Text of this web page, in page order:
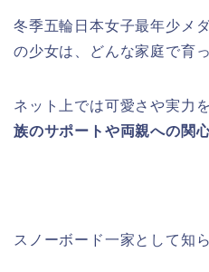
冬季五輪日本女子最年少メ
の少女は、どんな家庭で育っ
ネット上では可愛さや実力
族のサポートや両親への関
スノーボード一家として知